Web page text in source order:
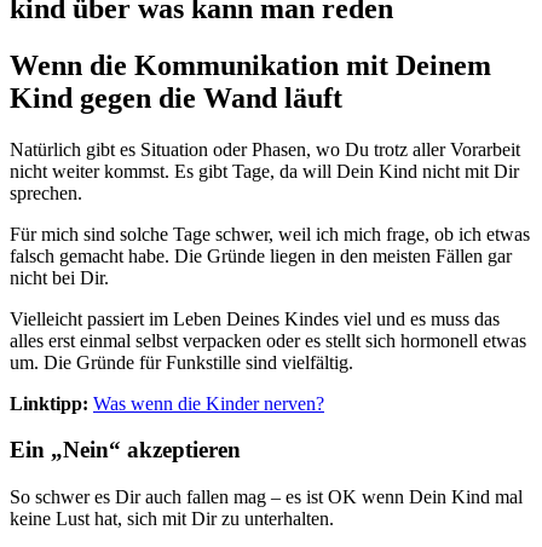
Wenn die Kommunikation mit Deinem
Kind gegen die Wand läuft
Natürlich gibt es Situation oder Phasen, wo Du trotz aller Vorarbeit
nicht weiter kommst. Es gibt Tage, da will Dein Kind nicht mit Dir
sprechen.
Für mich sind solche Tage schwer, weil ich mich frage, ob ich etwas
falsch gemacht habe. Die Gründe liegen in den meisten Fällen gar
nicht bei Dir.
Vielleicht passiert im Leben Deines Kindes viel und es muss das
alles erst einmal selbst verpacken oder es stellt sich hormonell etwas
um. Die Gründe für Funkstille sind vielfältig.
Linktipp: Was wenn die Kinder nerven?
Ein „Nein“ akzeptieren
So schwer es Dir auch fallen mag – es ist OK wenn Dein Kind mal
keine Lust hat, sich mit Dir zu unterhalten.